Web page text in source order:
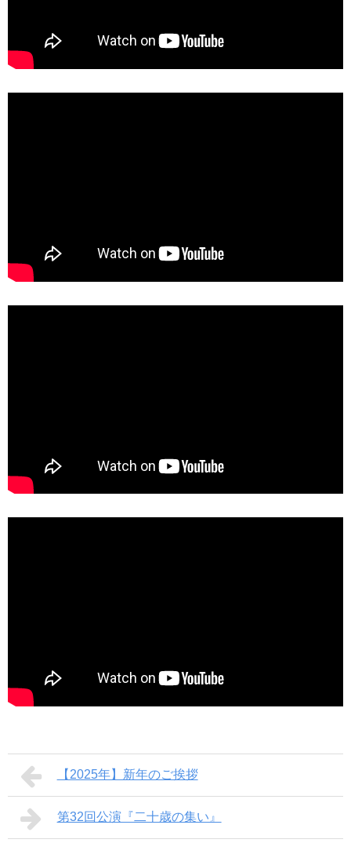
【2025年】新年のご挨拶
第32回公演『二十歳の集い』